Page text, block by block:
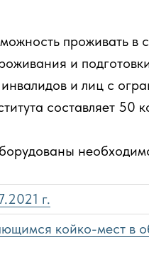
проживать
и
и лиц с
составляет 50
г.
койко-мест